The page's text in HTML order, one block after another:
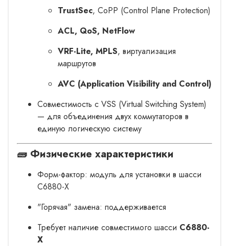
TrustSec, CoPP (Control Plane Protection)
ACL, QoS, NetFlow
VRF-Lite, MPLS, виртуализация
маршрутов
AVC (Application Visibility and Control)
Совместимость с VSS (Virtual Switching System)
— для объединения двух коммутаторов в
единую логическую систему
🧱 Физические характеристики
Форм-фактор: модуль для установки в шасси
C6880-X
"Горячая" замена: поддерживается
Требует наличие совместимого шасси C6880-
X